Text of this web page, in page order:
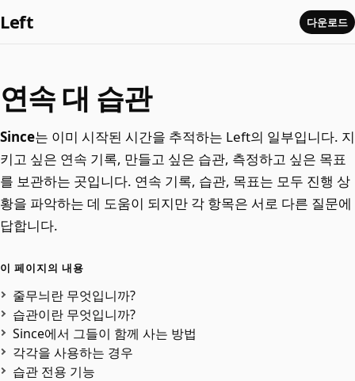
Left 다운로드
연속 대 습관
Since는 이미 시작된 시간을 추적하는 Left의 일부입니다. 지
키고 싶은 연속 기록, 만들고 싶은 습관, 측정하고 싶은 목표
를 보관하는 곳입니다. 연속 기록, 습관, 목표는 모두 진행 상
황을 파악하는 데 도움이 되지만 각 항목은 서로 다른 질문에
답합니다.
이 페이지의 내용
줄무늬란 무엇입니까?
습관이란 무엇입니까?
Since에서 그들이 함께 사는 방법
각각을 사용하는 경우
습관 전용 기능